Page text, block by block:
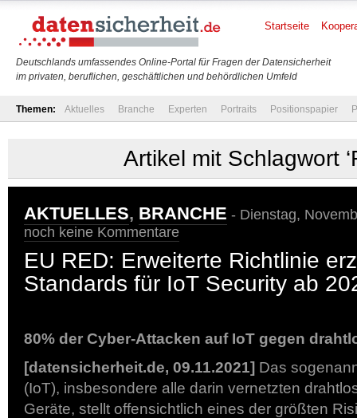
Deutschlands umfassendes Online-Portal für Fragen der Datensicherheit
im privaten, beruflichen, geschäftlichen und behördlichen Umfeld
Startseite
Themen: Aktuelles Branche Experten Portraits Positionspapier
Artikel mit Schlagwort
AKTUELLES, BRANCHE - Dienstag,
noch keine Kommentare
EU RED: Erweiterte Richtlinie
Standards für IoT Security ab
80% der Cyber-Attacken auf IoT gegen
[datensicherheit.de, 09.11.2021] Das
(IoT), insbesondere alle darin vernetzten
Geräte, stellt offensichtlich eines der größten